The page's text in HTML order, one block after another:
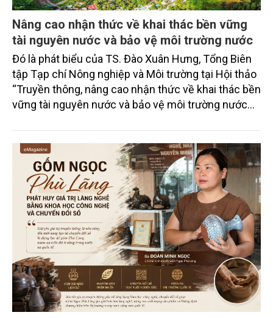
Nâng cao nhận thức về khai thác bền vững
tài nguyên nước và bảo vệ môi trường nước
Đó là phát biểu của TS. Đào Xuân Hưng, Tổng Biên
tập Tạp chí Nông nghiệp và Môi trường tại Hội thảo
“Truyền thông, nâng cao nhận thức về khai thác bền
vững tài nguyên nước và bảo vệ môi trường nước
trường phối hợp với Sở Nông nghiệp và Môi trường
tỉnh Lai Châu tổ chức ngày 10/7/2026. Hội thảo thu
hút sự tham gia của hơn 100 đại biểu là lãnh đạo
các đơn vị thuộc Bộ Nông nghiệp và Môi trường,
chuyên gia, nhà khoa học, Sở Nông nghiệp và Môi
trường tỉnh Lai Châu và đại diện các cơ quan đơn vị
doanh nghiệp ở các tỉnh miền núi phía Bắc.